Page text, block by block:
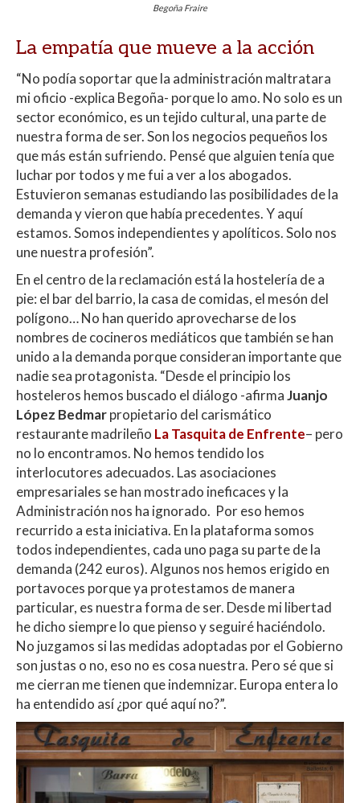
Begoña Fraire
La empatía que mueve a la acción
“No podía soportar que la administración maltratara
mi oficio -explica Begoña- porque lo amo. No solo es un
sector económico, es un tejido cultural, una parte de
nuestra forma de ser. Son los negocios pequeños los
que más están sufriendo. Pensé que alguien tenía que
luchar por todos y me fui a ver a los abogados.
Estuvieron semanas estudiando las posibilidades de la
demanda y vieron que había precedentes. Y aquí
estamos. Somos independientes y apolíticos. Solo nos
une nuestra profesión”.
En el centro de la reclamación está la hostelería de a
pie: el bar del barrio, la casa de comidas, el mesón del
polígono… No han querido aprovecharse de los
nombres de cocineros mediáticos que también se han
unido a la demanda porque consideran importante que
nadie sea protagonista. “Desde el principio los
hosteleros hemos buscado el diálogo -afirmaJuanjo
López Bedmarpropietario del carismático
restaurante madrileño La Tasquita de Enfrente– pero
no lo encontramos. No hemos tendido los
interlocutores adecuados. Las asociaciones
empresariales se han mostrado ineficaces y la
Administración nos ha ignorado. Por eso hemos
recurrido a esta iniciativa. En la plataforma somos
todos independientes, cada uno paga su parte de la
demanda (242 euros). Algunos nos hemos erigido en
portavoces porque ya protestamos de manera
particular, es nuestra forma de ser. Desde mi libertad
he dicho siempre lo que pienso y seguiré haciéndolo.
No juzgamos si las medidas adoptadas por el Gobierno
son justas o no, eso no es cosa nuestra. Pero sé que si
me cierran me tienen que indemnizar. Europa entera lo
ha entendido así ¿por qué aquí no?”.